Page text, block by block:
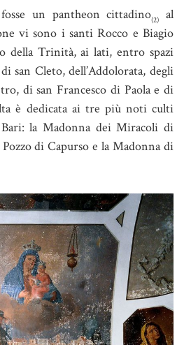
un pantheon cittadino(2)
al
vi sono i santi Rocco e Biagio
della Trinità, ai lati, entro spazi
san Cleto, dell’Addolorata, degli
di san Francesco di Paola e di
è dedicata ai tre più noti culti
la Madonna dei Miracoli di
di Capurso e la Madonna di